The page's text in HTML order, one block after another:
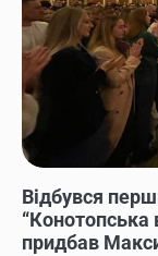
Відбувся
“Конотопська
придбав